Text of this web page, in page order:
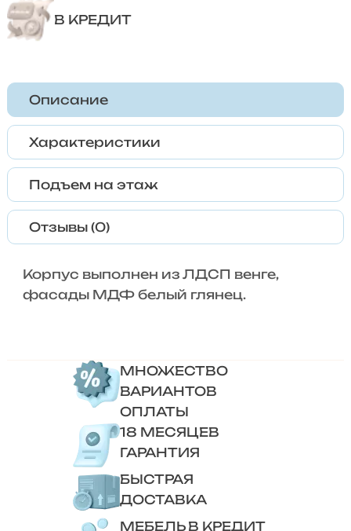
В КРЕДИТ
Описание
Характеристики
Подъем на этаж
Отзывы (0)
Корпус выполнен из ЛДСП венге,
фасады МДФ белый глянец.
МНОЖЕСТВО
ВАРИАНТОВ
ОПЛАТЫ
18 МЕСЯЦЕВ
ГАРАНТИЯ
БЫСТРАЯ
ДОСТАВКА
МЕБЕЛЬ В КРЕДИТ